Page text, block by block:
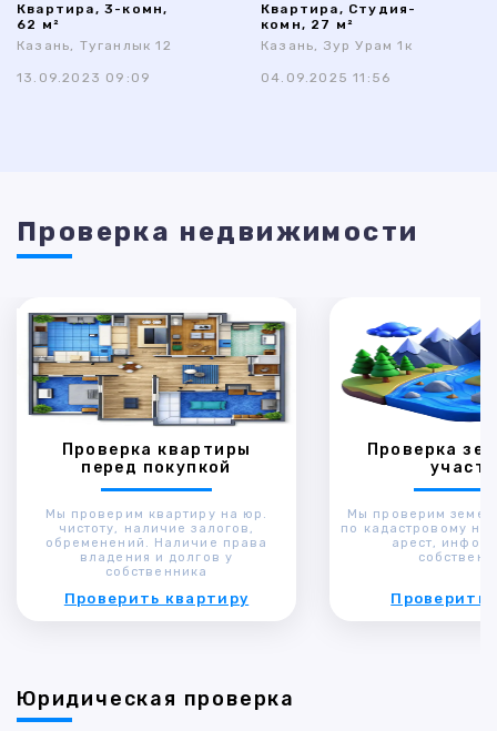
Квартира, 3-комн,
62 м²
Казань, Туганлык 12
13.09.2023 09:09
Квартира, Студия-
комн, 27 м²
Казань, Зур Урам 1к
04.09.2025 11:56
Проверка недвижимости
Проверка квартиры
перед покупкой
Мы проверим квартиру на юр.
чистоту, наличие залогов,
обременений. Наличие права
владения и долгов у
собственника
Проверить квартиру
Проверка
Мы проверим
по кадастровому
арест,
Проверить
Юридическая проверка